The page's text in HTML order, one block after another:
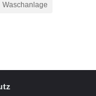
Waschanlage